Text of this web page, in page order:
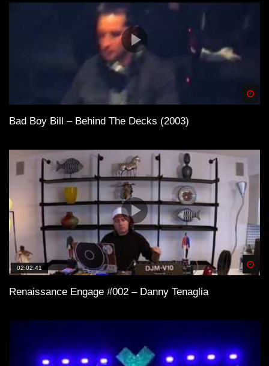
Bad Boy Bill – Behind The Decks (2003)
02:02:41
Renaissance Engage #002 – Danny Tenaglia